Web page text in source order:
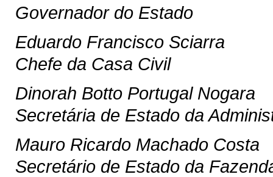
Governador do Estado
Eduardo Francisco Sciarra
Chefe da Casa Civil
Dinorah Botto Portugal Nogara
Secretária de Estado da
Mauro Ricardo Machado Costa
Secretário de Estado da